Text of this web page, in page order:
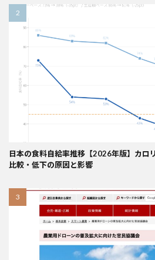
日本の食料自給率推移【2026年版】カロ
比較・低下の原因と影響